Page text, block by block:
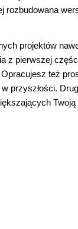
rozbudowana
projektów
z pierwszej
też
przyszłości.
Twoją